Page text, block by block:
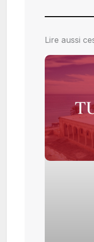
Lire aussi